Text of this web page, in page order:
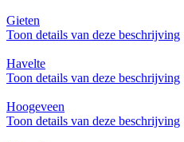
Gieten
Toon details van deze beschrijving
Havelte
Toon details van deze beschrijving
Hoogeveen
Toon details van deze beschrijving